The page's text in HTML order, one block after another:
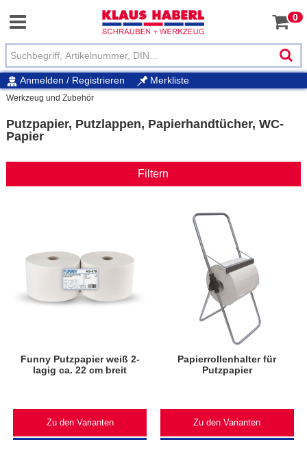
0
Anmelden / Registrieren Merkliste
Werkzeug und Zubehör
Putzpapier, Putzlappen, Papierhandtücher, WC-
Papier
Filtern
Funny Putzpapier weiß 2-
lagig ca. 22 cm breit
Zu den Varianten
Papierrollenhalter für
Putzpapier
Zu den Varianten